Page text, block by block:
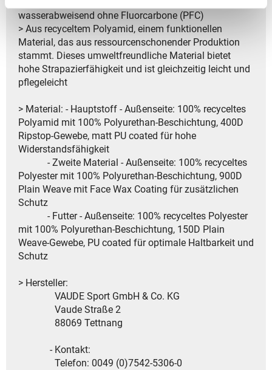
wasserabweisend ohne Fluorcarbone (PFC)
> Aus recyceltem Polyamid, einem funktionellen
Material, das aus ressourcenschonender Produktion
stammt. Dieses umweltfreundliche Material bietet
hohe Strapazierfähigkeit und ist gleichzeitig leicht und
pflegeleicht
> Material: - Hauptstoff - Außenseite: 100% recyceltes
Polyamid mit 100% Polyurethan-Beschichtung, 400D
Ripstop-Gewebe, matt PU coated für hohe
Widerstandsfähigkeit
- Zweite Material - Außenseite: 100% recyceltes
Polyester mit 100% Polyurethan-Beschichtung, 900D
Plain Weave mit Face Wax Coating für zusätzlichen
Schutz
- Futter - Außenseite: 100% recyceltes Polyester
mit 100% Polyurethan-Beschichtung, 150D Plain
Weave-Gewebe, PU coated für optimale Haltbarkeit und
Schutz
> Hersteller:
VAUDE Sport GmbH & Co. KG
Vaude Straße 2
88069 Tettnang
- Kontakt:
Telefon: 0049 (0)7542-5306-0